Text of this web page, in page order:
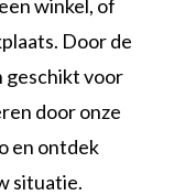
winkel, of
Door de
geschikt voor
door onze
en ontdek
situatie.